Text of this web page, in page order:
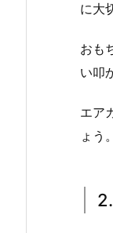
に大
おも
い叩
エア
ょう。